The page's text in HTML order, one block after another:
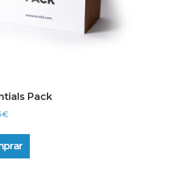
Pack
€